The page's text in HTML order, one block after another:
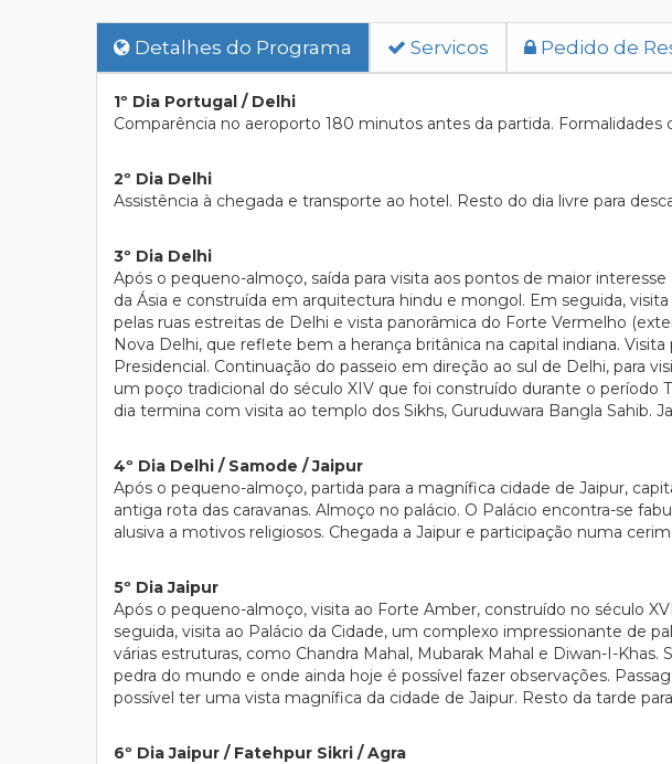
Detalhes do Programa Servicos Pedido de
1º Dia Portugal / Delhi
Comparência no aeroporto 180 minutos antes da partida.
2º Dia Delhi
Assistência à chegada e transporte ao hotel. Resto do dia livre para
3º Dia Delhi
Após o pequeno-almoço, saída para visita aos pontos de maior
da Ásia e construída em arquitectura hindu e mongol. Em seguida,
pelas ruas estreitas de Delhi e vista panorâmica do Forte Vermelho
Nova Delhi, que reflete bem a herança britânica na capital indiana.
Presidencial. Continuação do passeio em direção ao sul de Delhi, para
um poço tradicional do século XIV que foi construído durante o período
dia termina com visita ao templo dos Sikhs, Guruduwara Bangla Sahib.
4º Dia Delhi / Samode / Jaipur
Após o pequeno-almoço, partida para a magnífica cidade de Jaipur,
antiga rota das caravanas. Almoço no palácio. O Palácio encontra-se
alusiva a motivos religiosos. Chegada a Jaipur e participação numa
5º Dia Jaipur
Após o pequeno-almoço, visita ao Forte Amber, construído no século
seguida, visita ao Palácio da Cidade, um complexo impressionante de
várias estruturas, como Chandra Mahal, Mubarak Mahal e Diwan-I-
pedra do mundo e onde ainda hoje é possível fazer observações.
possível ter uma vista magnífica da cidade de Jaipur. Resto da tarde
6º Dia Jaipur / Fatehpur Sikri / Agra